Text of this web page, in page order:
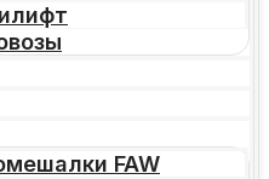
FAW